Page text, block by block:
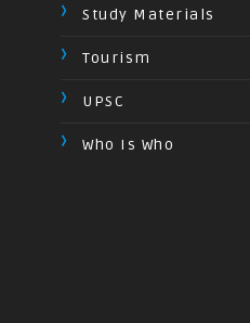
Study Materials
Tourism
UPSC
Who Is Who